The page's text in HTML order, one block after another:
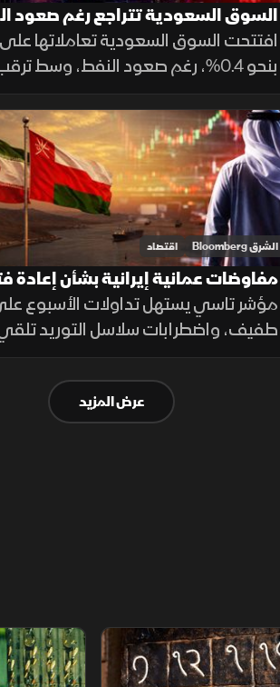
السوق السعودية تتراجع رغم صعود
وترقب الفيدرالي
افتتحت السوق السعودية تعاملاتها على
بنحو 0.4%، رغم صعود النفط، وسط
الفيدرالي الأميركي وتجدد التوترات
الجيوسياسية. كما ضغطت نتائج سابك،
قلصت خسائرها لكنها خالفت توقعات
الشرق Bloomberg اقتصاد
مفاوضات عمانية إيرانية بشأن إعادة
هرمز.. وتاسي يتراجع
مؤشر تاسي يستهل تداولات الأسبوع
طفيف، واضطرابات سلاسل التوريد تلقي
على نتائج الشركات السعودية في الربع
وسط ترقب المفاوضات العمانية الإيرانية
إعادة فتح هرمز.
عرض المزيد
سلاسل